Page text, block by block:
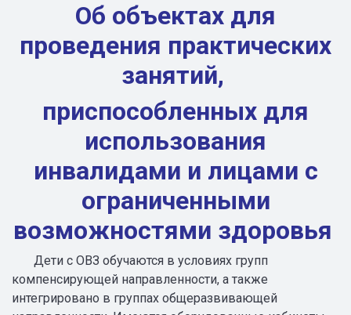
Об объектах для
проведения практических
занятий,
приспособленных для
использования
инвалидами и лицами с
ограниченными
возможностями здоровья
Дети с ОВЗ обучаются в условиях групп
компенсирующей направленности, а также
интегрировано в группах общеразвивающей